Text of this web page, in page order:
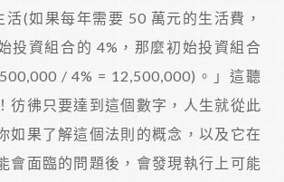
活(如果每年需要 50 萬元的生活費，
投資組合的 4%，那麼初始投資組合
/ 4% = 12,500,000)。」這聽
彷彿只要達到這個數字，人生就從此
如果了解這個法則的概念，以及它在
會面臨的問題後，會發現執行上可能